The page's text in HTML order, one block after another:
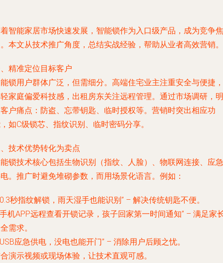
智能家居市场快速发展，智能锁作为入口级产品，成为竞争焦
本文从技术推广角度，总结实战经验，帮助从业者高效营销。
精准定位目标客户
锁用户群体广泛，但需细分。高端住宅业主注重安全与便捷，
家庭偏爱科技感，出租房东关注远程管理。通过市场调研，明
户痛点：防盗、忘带钥匙、临时授权等。营销时突出相应功
如C级锁芯、指纹识别、临时密码分享。
技术优势转化为卖点
锁技术核心包括生物识别（指纹、人脸）、物联网连接、应急
。推广时避免堆砌参数，而用场景化语言。例如：
秒指纹解锁，雨天湿手也能识别” – 解决传统钥匙不便。
手机APP远程查看开锁记录，孩子回家第一时间通知” – 满足家
需求。
应急供电，没电也能开门” – 消除用户后顾之忧。
演示视频或现场体验，让技术直观可感。